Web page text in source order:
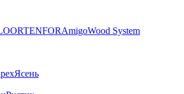
TENFORAmigoWood System
Ясень